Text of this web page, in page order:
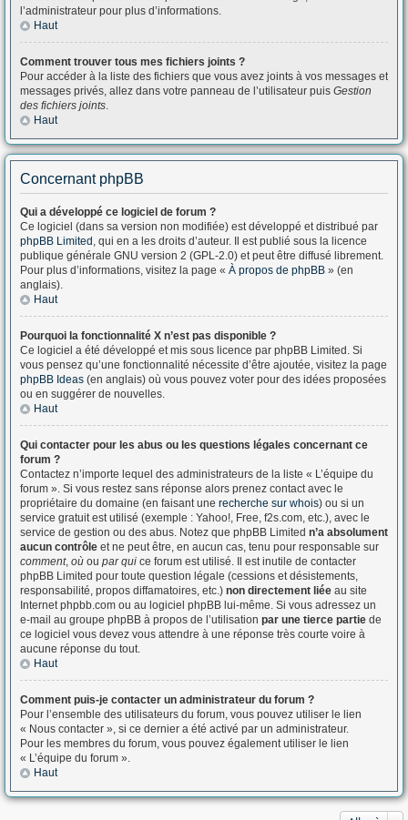
l’administrateur pour plus d’informations.
Haut
Comment trouver tous mes fichiers joints ?
Pour accéder à la liste des fichiers que vous avez joints à vos messages et
messages privés, allez dans votre panneau de l’utilisateur puis Gestion
des fichiers joints.
Haut
Concernant phpBB
Qui a développé ce logiciel de forum ?
Ce logiciel (dans sa version non modifiée) est développé et distribué par
phpBB Limited , qui en a les droits d’auteur. Il est publié sous la licence
publique générale GNU version 2 (GPL-2.0) et peut être diffusé librement.
Pour plus d’informations, visitez la page « À propos de phpBB » (en
anglais).
Haut
Pourquoi la fonctionnalité X n’est pas disponible ?
Ce logiciel a été développé et mis sous licence par phpBB Limited. Si
vous pensez qu’une fonctionnalité nécessite d’être ajoutée, visitez la page
phpBB Ideas (en anglais) où vous pouvez voter pour des idées proposées
ou en suggérer de nouvelles.
Haut
Qui contacter pour les abus ou les questions légales concernant ce
forum ?
Contactez n’importe lequel des administrateurs de la liste « L’équipe du
forum ». Si vous restez sans réponse alors prenez contact avec le
propriétaire du domaine (en faisant une recherche sur whois) ou si un
service gratuit est utilisé (exemple : Yahoo!, Free, f2s.com, etc.), avec le
service de gestion ou des abus. Notez que phpBB Limited n’a absolument
aucun contrôle et ne peut être, en aucun cas, tenu pour responsable sur
comment, où ou par qui ce forum est utilisé. Il est inutile de contacter
phpBB Limited pour toute question légale (cessions et désistements,
responsabilité, propos diffamatoires, etc.) non directement liée au site
Internet phpbb.com ou au logiciel phpBB lui-même. Si vous adressez un
e-mail au groupe phpBB à propos de l’utilisation par une tierce partie de
ce logiciel vous devez vous attendre à une réponse très courte voire à
aucune réponse du tout.
Haut
Comment puis-je contacter un administrateur du forum ?
Pour l’ensemble des utilisateurs du forum, vous pouvez utiliser le lien
« Nous contacter », si ce dernier a été activé par un administrateur.
Pour les membres du forum, vous pouvez également utiliser le lien
« L’équipe du forum ».
Haut